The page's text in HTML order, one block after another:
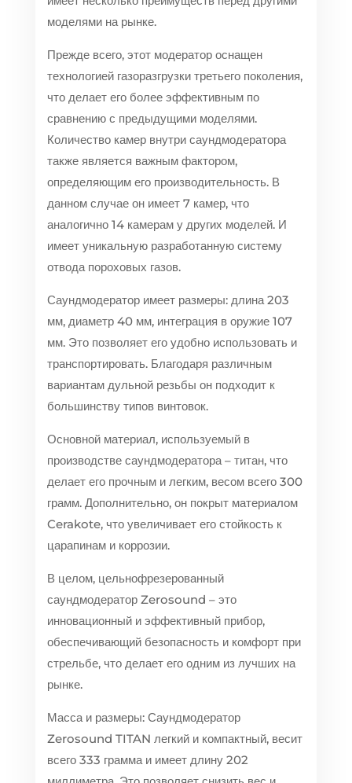
моделями на рынке.
Прежде всего, этот модератор оснащен
технологией газоразгрузки третьего поколения,
что делает его более эффективным по
сравнению с предыдущими моделями.
Количество камер внутри саундмодератора
также является важным фактором,
определяющим его производительность. В
данном случае он имеет 7 камер, что
аналогично 14 камерам у других моделей. И
имеет уникальную разработанную систему
отвода пороховых газов.
Саундмодератор имеет размеры: длина 203
мм, диаметр 40 мм, интеграция в оружие 107
мм. Это позволяет его удобно использовать и
транспортировать. Благодаря различным
вариантам дульной резьбы он подходит к
большинству типов винтовок.
Основной материал, используемый в
производстве саундмодератора – титан, что
делает его прочным и легким, весом всего 300
грамм. Дополнительно, он покрыт материалом
Cerakote, что увеличивает его стойкость к
царапинам и коррозии.
В целом, цельнофрезерованный
саундмодератор Zerosound – это
инновационный и эффективный прибор,
обеспечивающий безопасность и комфорт при
стрельбе, что делает его одним из лучших на
рынке.
Масса и размеры: Саундмодератор
Zerosound TITAN легкий и компактный, весит
всего 333 грамма и имеет длину 202